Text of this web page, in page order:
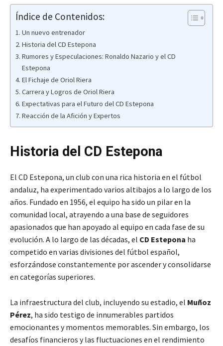
Índice de Contenidos:
Un nuevo entrenador
Historia del CD Estepona
Rumores y Especulaciones: Ronaldo Nazario y el CD
Estepona
El Fichaje de Oriol Riera
Carrera y Logros de Oriol Riera
Expectativas para el Futuro del CD Estepona
Reacción de la Afición y Expertos
Historia del CD Estepona
El CD Estepona, un club con una rica historia en el fútbol
andaluz, ha experimentado varios altibajos a lo largo de los
años. Fundado en 1956, el equipo ha sido un pilar en la
comunidad local, atrayendo a una base de seguidores
apasionados que han apoyado al equipo en cada fase de su
evolución. A lo largo de las décadas, el CD Estepona ha
competido en varias divisiones del fútbol español,
esforzándose constantemente por ascender y consolidarse
en categorías superiores.
La infraestructura del club, incluyendo su estadio, el Muñoz
Pérez, ha sido testigo de innumerables partidos
emocionantes y momentos memorables. Sin embargo, los
desafíos financieros y las fluctuaciones en el rendimiento